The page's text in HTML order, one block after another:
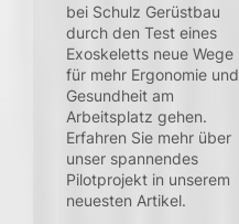
bei Schulz Gerüstbau
durch den Test eines
Exoskeletts neue Wege
für mehr Ergonomie und
Gesundheit am
Arbeitsplatz gehen.
Erfahren Sie mehr über
unser spannendes
Pilotprojekt in unserem
neuesten Artikel.